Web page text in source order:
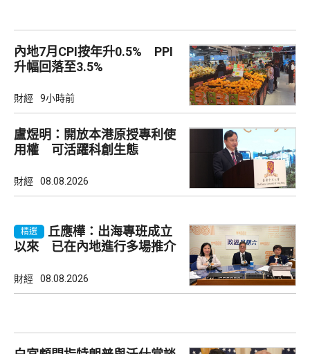
內地7月CPI按年升0.5% PPI
升幅回落至3.5%
財經 9小時前
盧煜明：開放本港原授專利使
用權 可活躍科創生態
財經 08.08.2026
精選
丘應樺：出海專班成立
以來 已在內地進行多場推介
財經 08.08.2026